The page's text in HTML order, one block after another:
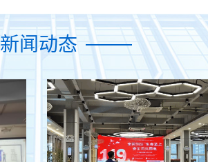
新闻动态